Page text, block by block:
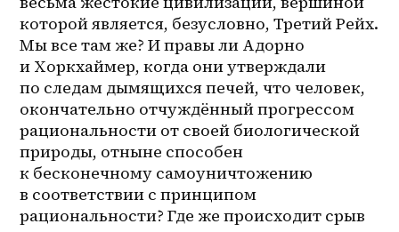
которой является, безусловно, Третий Рейх.
Мы все там же? И правы ли Адорно
и Хоркхаймер, когда они утверждали
по следам дымящихся печей, что человек,
окончательно отчуждённый прогрессом
рациональности от своей биологической
природы, отныне способен
к бесконечному самоуничтожению
в соответствии с принципом
рациональности? Где же происходит срыв